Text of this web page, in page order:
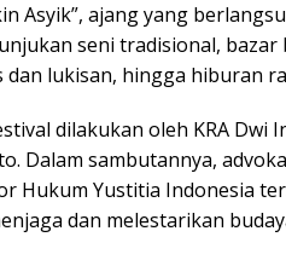
Asyik”, ajang yang
seni tradisional,
dan lukisan, hingga hiburan
dilakukan oleh KRA Dwi
Dalam sambutannya,
Hukum Yustitia Indonesia
dan melestarikan